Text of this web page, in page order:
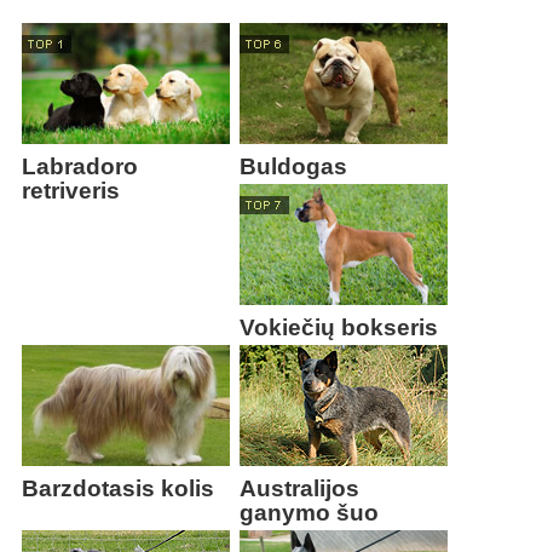
Labradoro
retriveris
Buldogas
Vokiečių bokseris
Barzdotasis kolis
Australijos
ganymo šuo